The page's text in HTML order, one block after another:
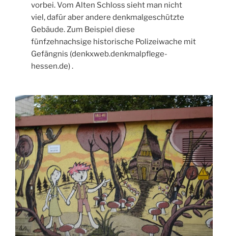
vorbei. Vom Alten Schloss sieht man nicht
viel, dafür aber andere denkmalgeschützte
Gebäude. Zum Beispiel diese
fünfzehnachsige historische Polizeiwache mit
Gefängnis (denkxweb.denkmalpflege-
hessen.de) .